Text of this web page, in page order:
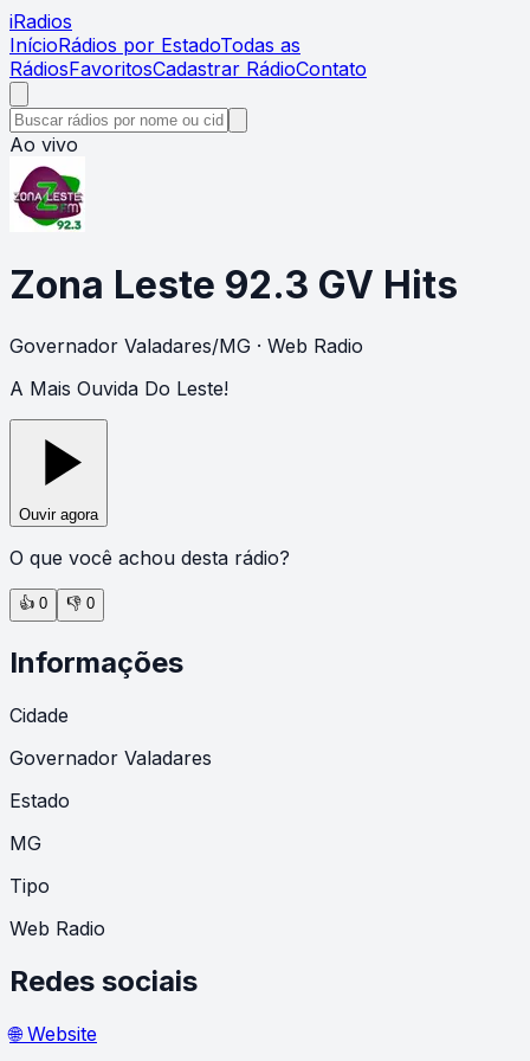
iRadios
InícioRádios por EstadoTodas as
RádiosFavoritosCadastrar RádioContato
Ao vivo
Zona Leste 92.3 GV Hits
Governador Valadares/MG · Web Radio
A Mais Ouvida Do Leste!
Ouvir agora
O que você achou desta rádio?
👍 0 👎 0
Informações
Cidade
Governador Valadares
Estado
MG
Tipo
Web Radio
Redes sociais
🌐 Website